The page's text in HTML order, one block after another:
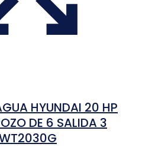
HYUNDAI 20 HP
DE 6 SALIDA 3